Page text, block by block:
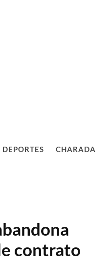
DEPORTES CHARADA
contrato